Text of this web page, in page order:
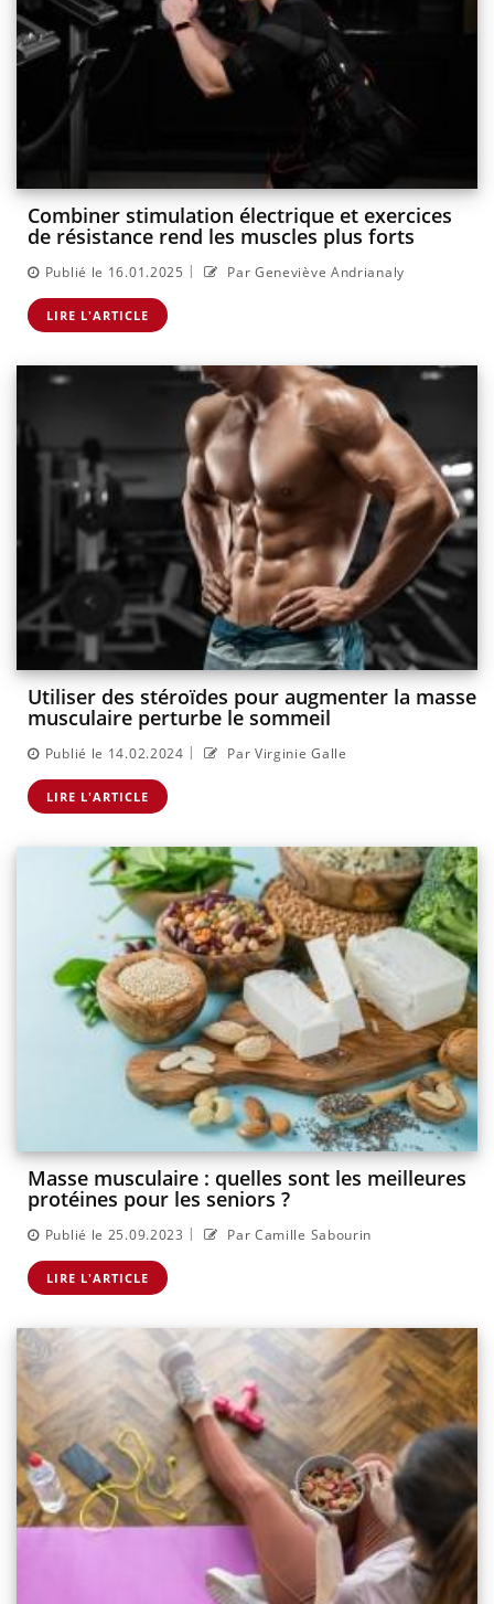
Combiner stimulation électrique et exercices
de résistance rend les muscles plus forts
Publié le 16.01.2025 | Par Geneviève Andrianaly
LIRE L'ARTICLE
Utiliser des stéroïdes pour augmenter la masse
musculaire perturbe le sommeil
Publié le 14.02.2024 | Par Virginie Galle
LIRE L'ARTICLE
Masse musculaire : quelles sont les meilleures
protéines pour les seniors ?
Publié le 25.09.2023 | Par Camille Sabourin
LIRE L'ARTICLE